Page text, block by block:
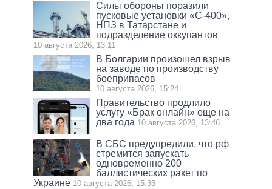
Силы обороны поразили
пусковые установки «С-400»,
НПЗ в Татарстане и
подразделение оккупантов
10 августа 2026, 13:11
В Болгарии произошел взрыв
на заводе по производству
боеприпасов
10 августа 2026, 15:24
Правительство продлило
услугу «Брак онлайн» еще на
два года 10 августа 2026, 13:46
В СБС предупредили, что рф
стремится запускать
одновременно 200
баллистических ракет по
Украине 10 августа 2026, 15:33